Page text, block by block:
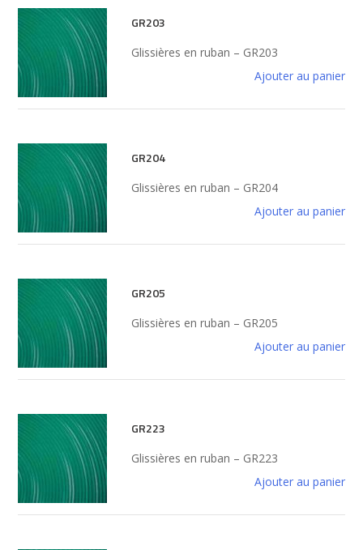
GR203
Glissières en ruban – GR203
Ajouter au panier
GR204
Glissières en ruban – GR204
Ajouter au panier
GR205
Glissières en ruban – GR205
Ajouter au panier
GR223
Glissières en ruban – GR223
Ajouter au panier